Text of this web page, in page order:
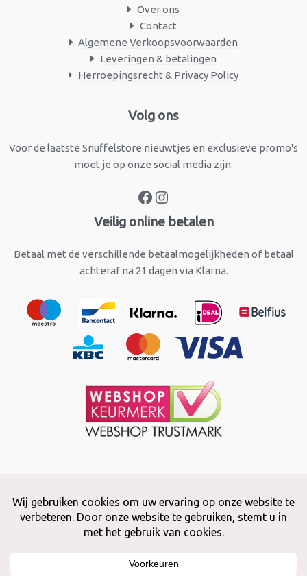
Over ons
Contact
Algemene Verkoopsvoorwaarden
Leveringen & betalingen
Herroepingsrecht & Privacy Policy
Volg ons
Voor de laatste Snuffelstore nieuwtjes en exclusieve promo's
moet je op onze social media zijn.
Facebook
Veilig online betalen
Betaal met de verschillende betaalmogelijkheden of betaal
achteraf na 21 dagen via Klarna.
Copyright © 2026 Snuffelstore
Adax BV - 0032 (0)50 66 56 51 -info@snuffelstore.be